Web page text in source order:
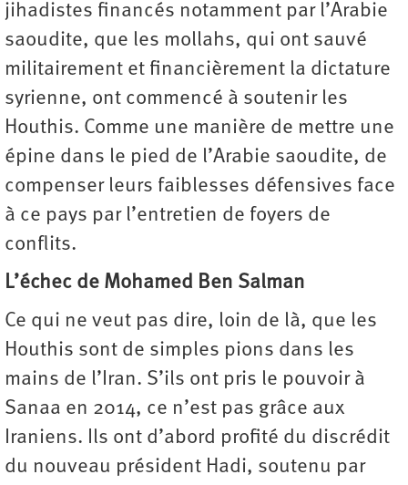
jihadistes financés notamment par l’Arabie
saoudite, que les mollahs, qui ont sauvé
militairement et financièrement la dictature
syrienne, ont commencé à soutenir les
Houthis. Comme une manière de mettre une
épine dans le pied de l’Arabie saoudite, de
compenser leurs faiblesses défensives face
à ce pays par l’entretien de foyers de
conflits.
L’échec de Mohamed Ben Salman
Ce qui ne veut pas dire, loin de là, que les
Houthis sont de simples pions dans les
mains de l’Iran. S’ils ont pris le pouvoir à
Sanaa en 2014, ce n’est pas grâce aux
Iraniens. Ils ont d’abord profité du discrédit
du nouveau président Hadi, soutenu par